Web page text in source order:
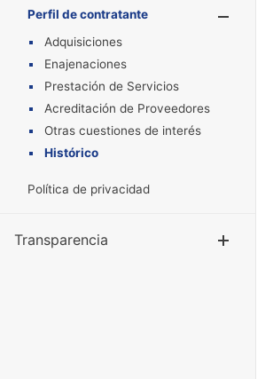
Perfil de contratante
Adquisiciones
Enajenaciones
Prestación de Servicios
Acreditación de Proveedores
Otras cuestiones de interés
Histórico
Política de privacidad
Transparencia